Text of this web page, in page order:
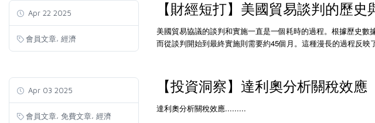
Apr 22 2025
會員文章, 經濟
【財經短打】美國貿易談判的歷史
美國貿易協議的談判和實施一直是一個耗時的過程。根據歷史數
而從談判開始到最終實施則需要約45個月。這種漫長的過程反
Apr 03 2025
會員文章, 免費文章, 經濟
【投資洞察】達利奧分析關稅效應
達利奧分析關稅效應.........